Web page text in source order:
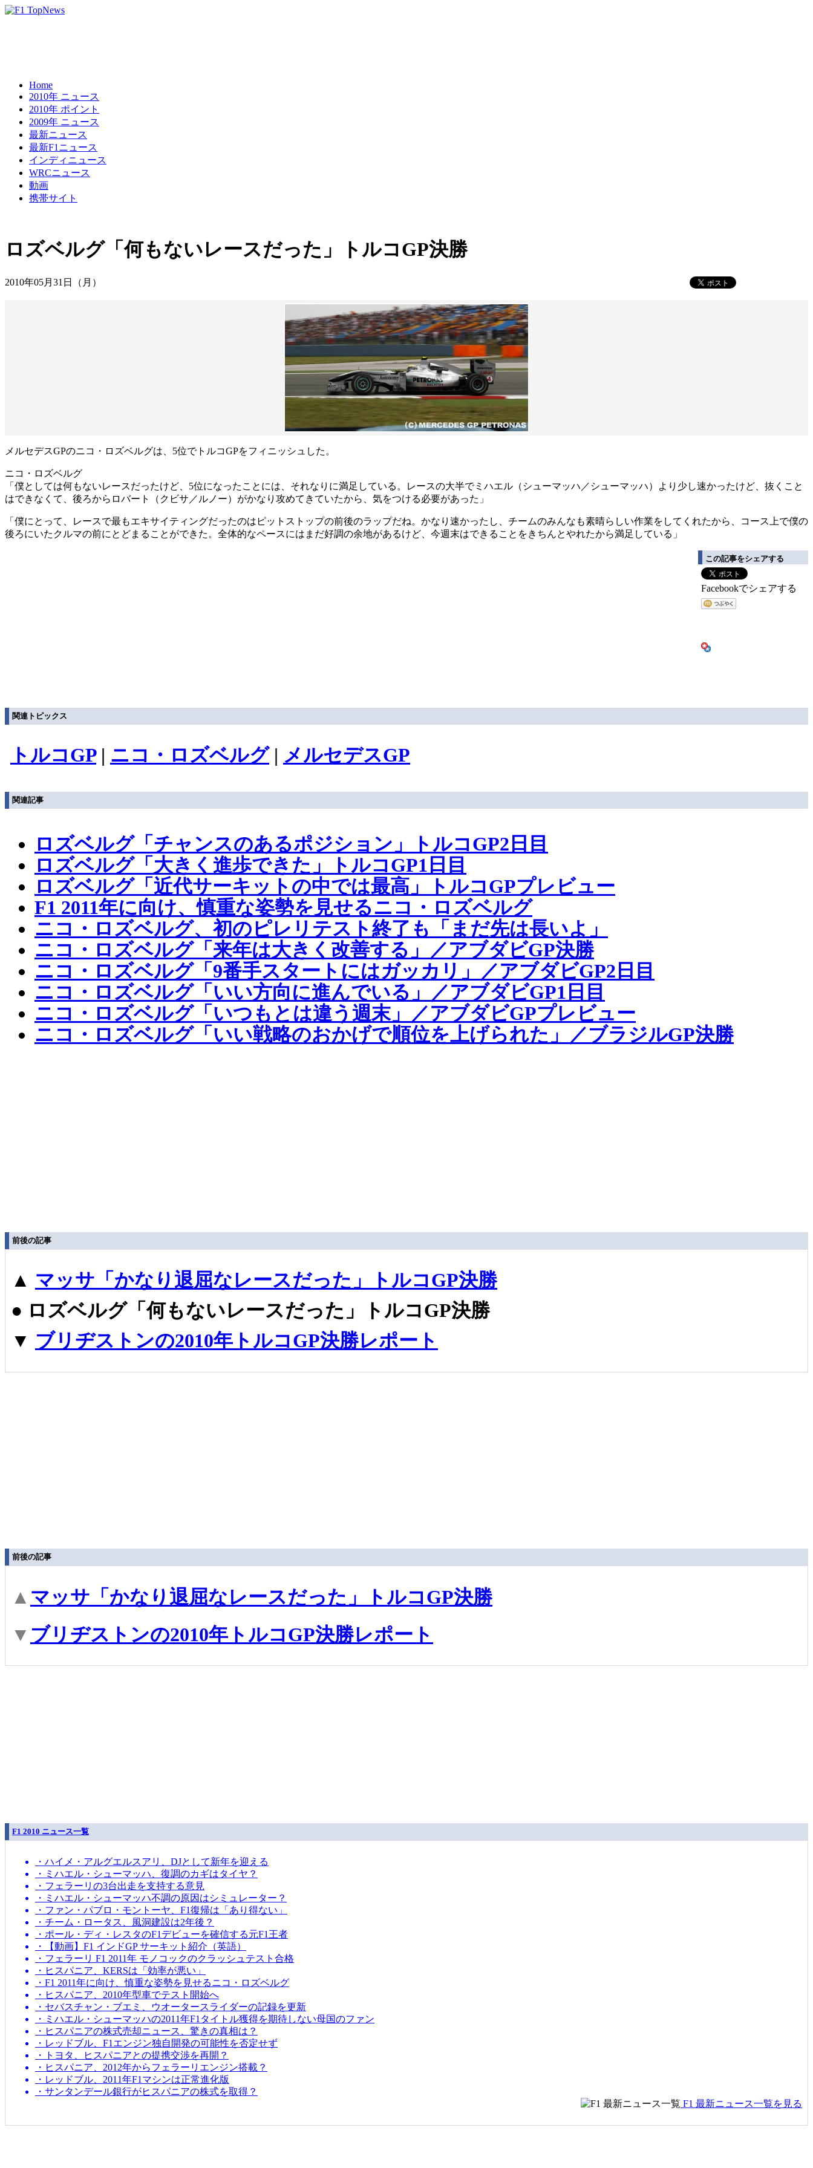
Home
2010年 ニュース
2010年 ポイント
2009年 ニュース
最新ニュース
最新F1ニュース
インディニュース
WRCニュース
動画
携帯サイト
ロズベルグ「何もないレースだった」トルコGP決勝
2010年05月31日（月）
メルセデスGPのニコ・ロズベルグは、5位でトルコGPをフィニッシュした。
ニコ・ロズベルグ
「僕としては何もないレースだったけど、5位になったことには、それなりに満足している。レースの大半でミハエル（シューマッハ／シューマッハ）より少し速かったけど、抜くこと
はできなくて、後ろからロバート（クビサ／ルノー）がかなり攻めてきていたから、気をつける必要があった」
「僕にとって、レースで最もエキサイティングだったのはピットストップの前後のラップだね。かなり速かったし、チームのみんなも素晴らしい作業をしてくれたから、コース上で僕の
後ろにいたクルマの前にとどまることができた。全体的なペースにはまだ好調の余地があるけど、今週末はできることをきちんとやれたから満足している」
この記事をシェアする
Facebookでシェアする
関連トピックス
トルコGP| ニコ・ロズベルグ| メルセデスGP
関連記事
ロズベルグ「チャンスのあるポジション」トルコGP2日目
ロズベルグ「大きく進歩できた」トルコGP1日目
ロズベルグ「近代サーキットの中では最高」トルコGPプレビュー
F1 2011年に向け、慎重な姿勢を見せるニコ・ロズベルグ
ニコ・ロズベルグ、初のピレリテスト終了も「まだ先は長いよ」
ニコ・ロズベルグ「来年は大きく改善する」／アブダビGP決勝
ニコ・ロズベルグ「9番手スタートにはガッカリ」／アブダビGP2日目
ニコ・ロズベルグ「いい方向に進んでいる」／アブダビGP1日目
ニコ・ロズベルグ「いつもとは違う週末」／アブダビGPプレビュー
ニコ・ロズベルグ「いい戦略のおかげで順位を上げられた」／ブラジルGP決勝
前後の記事
▲ マッサ「かなり退屈なレースだった」トルコGP決勝
● ロズベルグ「何もないレースだった」トルコGP決勝
▼ ブリヂストンの2010年トルコGP決勝レポート
前後の記事
▲ マッサ「かなり退屈なレースだった」トルコGP決勝
▼ ブリヂストンの2010年トルコGP決勝レポート
F1 2010 ニュース一覧
・ハイメ・アルグエルスアリ、DJとして新年を迎える
・ミハエル・シューマッハ、復調のカギはタイヤ？
・フェラーリの3台出走を支持する意見
・ミハエル・シューマッハ不調の原因はシミュレーター？
・ファン・パブロ・モントーヤ、F1復帰は「あり得ない」
・チーム・ロータス、風洞建設は2年後？
・ポール・ディ・レスタのF1デビューを確信する元F1王者
・【動画】F1 インドGP サーキット紹介（英語）
・フェラーリ F1 2011年 モノコックのクラッシュテスト合格
・ヒスパニア、KERSは「効率が悪い」
・F1 2011年に向け、慎重な姿勢を見せるニコ・ロズベルグ
・ヒスパニア、2010年型車でテスト開始へ
・セバスチャン・ブエミ、ウオータースライダーの記録を更新
・ミハエル・シューマッハの2011年F1タイトル獲得を期待しない母国のファン
・ヒスパニアの株式売却ニュース、驚きの真相は？
・レッドブル、F1エンジン独自開発の可能性を否定せず
・トヨタ、ヒスパニアとの提携交渉を再開？
・ヒスパニア、2012年からフェラーリエンジン搭載？
・レッドブル、2011年F1マシンは正常進化版
・サンタンデール銀行がヒスパニアの株式を取得？
F1 最新ニュース一覧を見る